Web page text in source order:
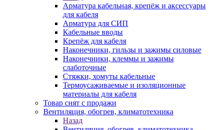
Арматура кабельная, крепёж и аксессуары
для кабеля
Арматура для СИП
Кабельные вводы
Крепёж для кабеля
Наконечники, гильзы и зажимы силовые
Наконечники, клеммы и зажимы
слаботочные
Стяжки, хомуты кабельные
Термоусаживаемые и изоляционные
материалы для кабеля
Товар снят с продажи
Вентиляция, обогрев, климатотехника
Назад